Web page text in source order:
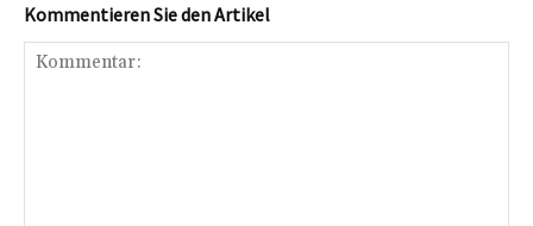
Kommentieren Sie den Artikel